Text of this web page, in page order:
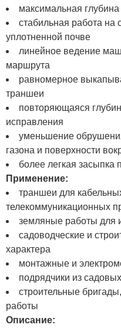
максимальная
стабильная работа на
уплотненной почве
линейное ведение
маршрута
равномерное
траншеи
повторяющаяся
исправления
уменьшение
газона и поверхности
более легкая засыпка
Применение:
траншеи для
телекоммуникационных
земляные работы для
садоводческие и
характера
монтажные и
подрядчики из
строительные
работы
Описание: